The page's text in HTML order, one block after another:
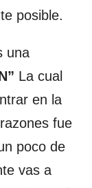
posible.
una
La cual
en la
fue
poco de
vas a